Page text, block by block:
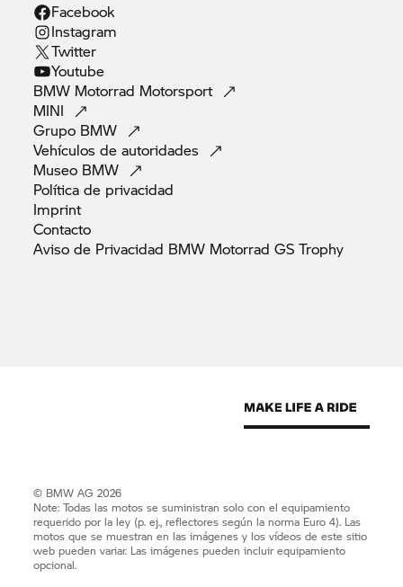
Facebook
Instagram
Twitter
Youtube
BMW Motorrad Motorsport
MINI
Grupo BMW
Vehículos deautoridades
Museo BMW
Política de privacidad
Imprint
Contacto
Aviso de Privacidad BMW Motorrad GSTrophy
© BMW AG 2026
Note: Todas las motos se suministran solo con el equipamiento
requerido por la ley (p. ej., reflectores según la norma Euro 4). Las
motos que se muestran en las imágenes y los vídeos de este sitio
web pueden variar. Las imágenes pueden incluir equipamiento
opcional.